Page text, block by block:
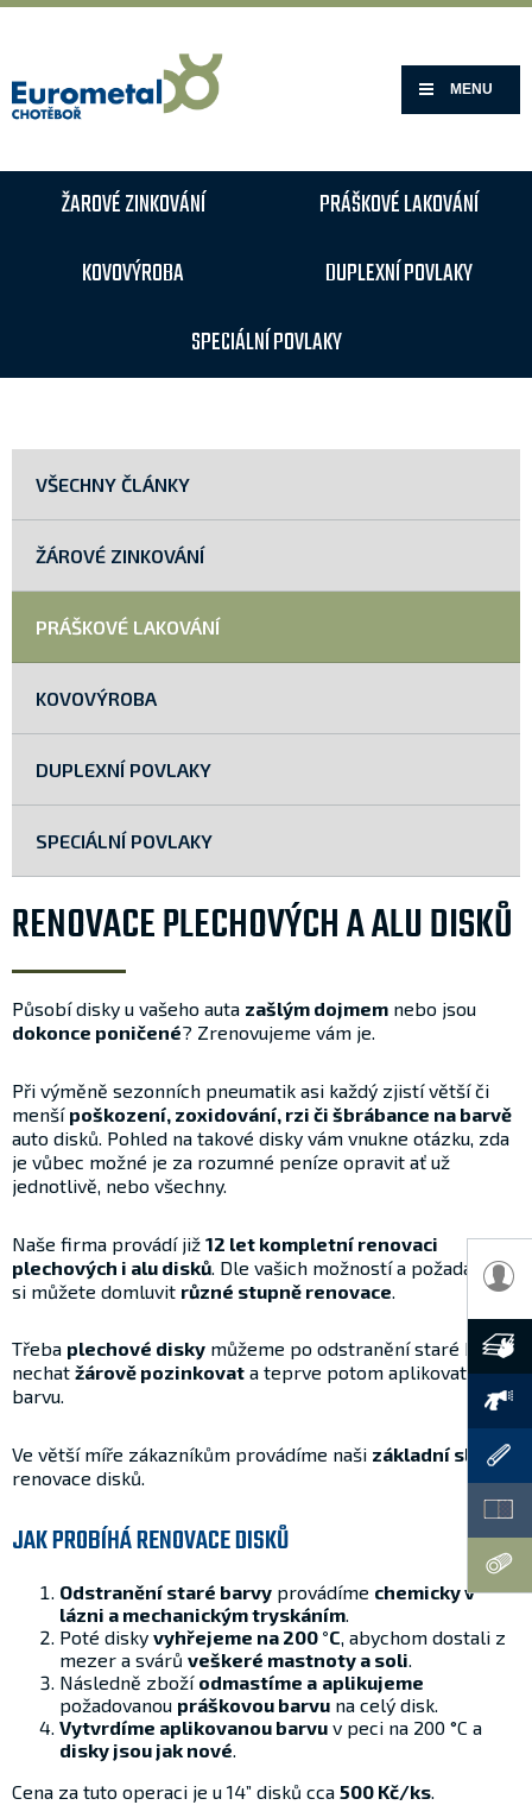
MENU
ŽAROVÉ ZINKOVÁNÍ
PRÁŠKOVÉ LAKOVÁNÍ
KOVOVÝROBA
DUPLEXNÍ POVLAKY
SPECIÁLNÍ POVLAKY
VŠECHNY ČLÁNKY
ŽÁROVÉ ZINKOVÁNÍ
PRÁŠKOVÉ LAKOVÁNÍ
KOVOVÝROBA
DUPLEXNÍ POVLAKY
SPECIÁLNÍ POVLAKY
RENOVACE PLECHOVÝCH A ALU DISKŮ
Působí disky u vašeho auta zašlým dojmem nebo jsou
dokonce poničené? Zrenovujeme vám je.
Při výměně sezonních pneumatik asi každý zjistí větší či
menší poškození, zoxidování, rzi či šbrábance na barvě
auto disků. Pohled na takové disky vám vnukne otázku, zda
je vůbec možné je za rozumné peníze opravit ať už
jednotlivě, nebo všechny.
Naše firma provádí již 12 let kompletní renovaci
plechových i alu disků . Dle vašich možností a požadavků
si můžete domluvit různé stupně renovace
Třeba plechové disky můžeme po odstranění staré barvy
nechat žárově pozinkovat a teprve potom aplikovat
barvu.
Ve větší míře zákazníkům provádíme naši základní službu
renovace disků.
JAK PROBÍHÁ RENOVACE DISKŮ
Odstranění staré barvy provádíme chemicky v
lázni a mechanickým tryskáním.
Poté disky vyhřejeme na 200 °C, abychom dostali z
mezer a svárů veškeré mastnoty a soli.
Následně zboží odmastíme a aplikujeme
požadovanou práškovou barvu na celý disk.
Vytvrdíme aplikovanou barvu v peci na 200 °C a
disky jsou jak nové.
Cena za tuto operaci je u 14” disků cca 500 Kč/ks.